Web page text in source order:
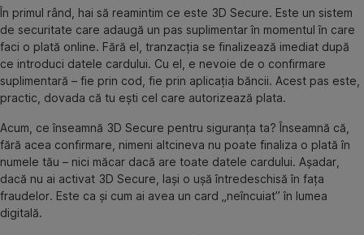
În primul rând, hai să reamintim ce este 3D Secure. Este un sistem
de securitate care adaugă un pas suplimentar în momentul în care
faci o plată online. Fără el, tranzacția se finalizează imediat după
ce introduci datele cardului. Cu el, e nevoie de o confirmare
suplimentară – fie prin cod, fie prin aplicația băncii. Acest pas este,
practic, dovada că tu ești cel care autorizează plata.
Acum, ce înseamnă 3D Secure pentru siguranța ta? Înseamnă că,
fără acea confirmare, nimeni altcineva nu poate finaliza o plată în
numele tău – nici măcar dacă are toate datele cardului. Așadar,
dacă nu ai activat 3D Secure, lași o ușă întredeschisă în fața
fraudelor. Este ca și cum ai avea un card „neîncuiat” în lumea
digitală.